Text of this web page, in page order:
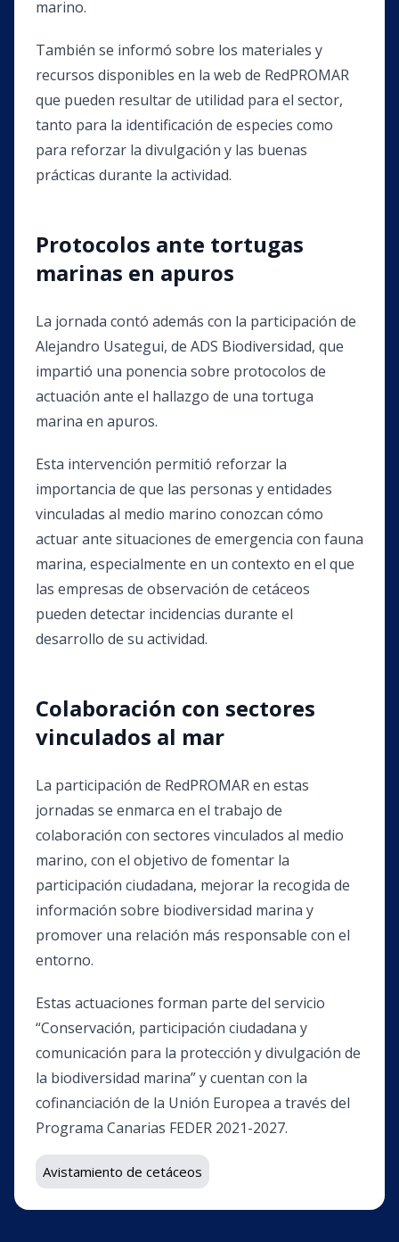
marino.
También se informó sobre los materiales y
recursos disponibles en la web de RedPROMAR
que pueden resultar de utilidad para el sector,
tanto para la identificación de especies como
para reforzar la divulgación y las buenas
prácticas durante la actividad.
Protocolos ante tortugas
marinas en apuros
La jornada contó además con la participación de
Alejandro Usategui, de ADS Biodiversidad, que
impartió una ponencia sobre protocolos de
actuación ante el hallazgo de una tortuga
marina en apuros.
Esta intervención permitió reforzar la
importancia de que las personas y entidades
vinculadas al medio marino conozcan cómo
actuar ante situaciones de emergencia con fauna
marina, especialmente en un contexto en el que
las empresas de observación de cetáceos
pueden detectar incidencias durante el
desarrollo de su actividad.
Colaboración con sectores
vinculados al mar
La participación de RedPROMAR en estas
jornadas se enmarca en el trabajo de
colaboración con sectores vinculados al medio
marino, con el objetivo de fomentar la
participación ciudadana, mejorar la recogida de
información sobre biodiversidad marina y
promover una relación más responsable con el
entorno.
Estas actuaciones forman parte del servicio
“Conservación, participación ciudadana y
comunicación para la protección y divulgación de
la biodiversidad marina” y cuentan con la
cofinanciación de la Unión Europea a través del
Programa Canarias FEDER 2021-2027.
Avistamiento de cetáceos